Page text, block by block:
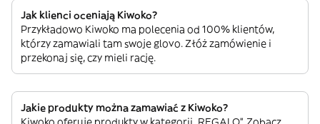
Jak klienci oceniają Kiwoko?
Przykładowo Kiwoko ma polecenia od 100% klientów,
którzy zamawiali tam swoje glovo. Złóż zamówienie i
przekonaj się, czy mieli rację.
Jakie produkty można zamawiać z Kiwoko?